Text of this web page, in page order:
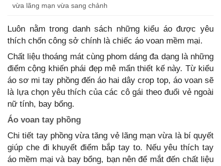
vừa lãng mạn vừa sang chảnh
Luôn nằm trong danh sách những kiểu áo được yêu
thích chốn công sở chính là chiếc áo voan mềm mại.
Chất liệu thoáng mát cùng phom dáng đa dạng là những
điểm cộng khiến phái đẹp mê mẩn thiết kế này. Từ kiểu
áo sơ mi tay phồng đến áo hai dây crop top, áo voan sẽ
là lựa chọn yêu thích của các cô gái theo đuổi vẻ ngoài
nữ tính, bay bổng.
Áo voan tay phồng
Chi tiết tay phồng vừa tăng vẻ lãng mạn vừa là bí quyết
giúp che đi khuyết điểm bắp tay to. Nếu yêu thích tay
áo mềm mại và bay bổng, bạn nên để mắt đến chất liệu